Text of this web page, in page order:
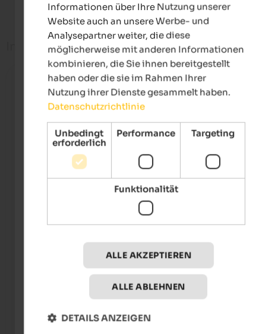
Weitere Zimmer anzeigen
Check-in
von 15:00
Check-out
bis 10:00
Telefonnummer
Telefonnummer anzeigen
Zahlungsmöglichkeiten
Ausstattung
Ausstattung Betrieb
Barrierefrei, Terrasse, Garten, Liegewiese, Aufzug, WLAN,
Serviceleistungen
Informationen über Ihre Nutzung unserer
Website auch an unsere Werbe- und
Analysepartner weiter, die diese
möglicherweise mit anderen Informationen
kombinieren, die Sie ihnen bereitgestellt
haben oder die sie im Rahmen Ihrer
Nutzung ihrer Dienste gesammelt haben.
Datenschutzrichtlinie
Unbedingt
erforderlich
Performance Targeting
Funktionalität
ALLE AKZEPTIEREN
ALLE ABLEHNEN
DETAILS ANZEIGEN